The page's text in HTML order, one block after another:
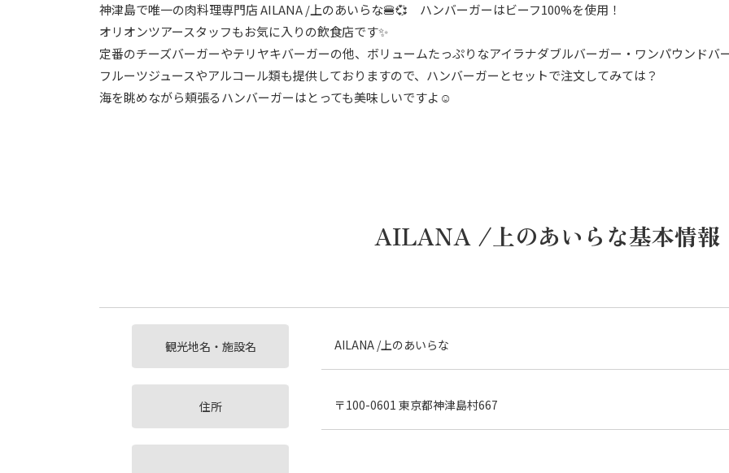
神津島で唯一の肉料理専門店 AILANA /上のあいらな🍔💞 ハンバーガーはビーフ100%を使用！
オリオンツアースタッフもお気に入りの飲食店です✨
定番のチーズバーガーやテリヤキバーガーの他、ボリュームたっぷりなアイラナダブルバーガー・ワンパウンドバ
フルーツジュースやアルコール類も提供しておりますので、ハンバーガーとセットで注文してみては？
海を眺めながら頬張るハンバーガーはとっても美味しいですよ☺
AILANA /上のあいらな基本情報
観光地名・施設名 AILANA /上のあいらな
住所 〒100-0601 東京都神津島村667